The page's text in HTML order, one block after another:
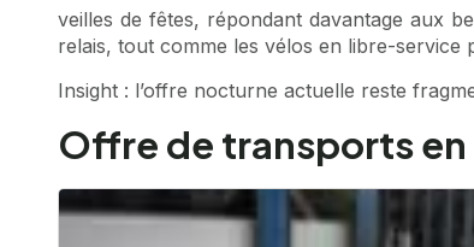
veilles de fêtes, répondant davantage aux
relais, tout comme les vélos en libre-service
Insight : l’offre nocturne actuelle reste
Offre de transports